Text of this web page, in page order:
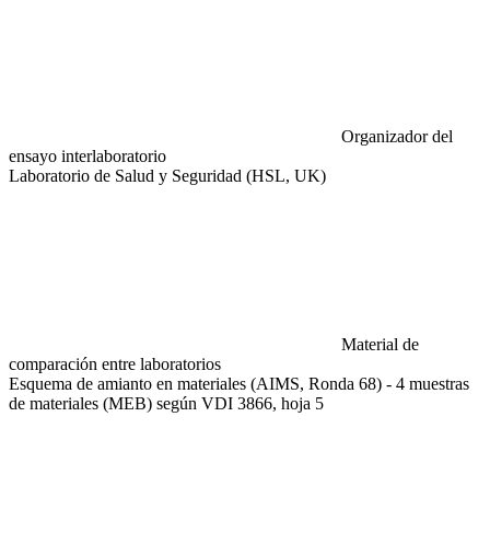
Organizador del
ensayo interlaboratorio
Laboratorio de Salud y Seguridad (HSL, UK)
Material de
comparación entre laboratorios
Esquema de amianto en materiales (AIMS, Ronda 68) - 4 muestras
de materiales (MEB) según VDI 3866, hoja 5